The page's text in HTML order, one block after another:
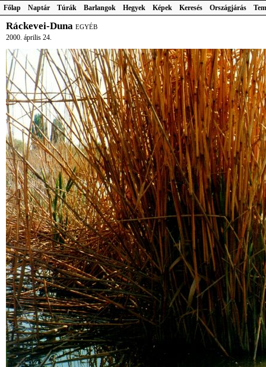
Főlap Naptár Túrák Barlangok Hegyek Képek Keresés Országjárás
Ráckevei-Duna EGYÉB
2000. április 24.